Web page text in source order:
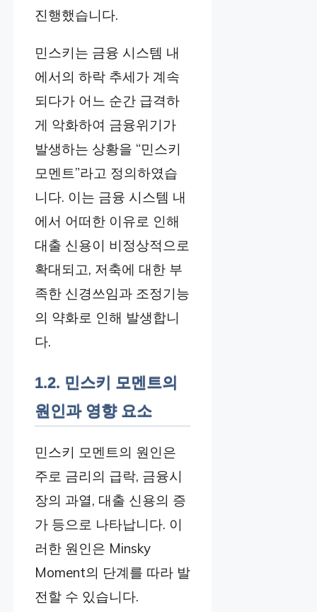
진행했습니다.
민스키는 금융 시스템 내
에서의 하락 추세가 계속
되다가 어느 순간 급격하
게 악화하여 금융위기가
발생하는 상황을 “민스키
모멘트”라고 정의하였습
니다. 이는 금융 시스템 내
에서 어떠한 이유로 인해
대출 신용이 비정상적으로
확대되고, 저축에 대한 부
족한 신경쓰임과 조정기능
의 약화로 인해 발생합니
다.
1.2. 민스키 모멘트의
원인과 영향 요소
민스키 모멘트의 원인은
주로 금리의 급락, 금융시
장의 과열, 대출 신용의 증
가 등으로 나타납니다. 이
러한 원인은 Minsky
Moment의 단계를 따라 발
전할 수 있습니다.